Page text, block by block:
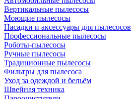
Вертикальные пылесосы
Моющие пылесосы
Насадки и аксессуары для пылесосов
Профессиональные пылесосы
Роботы-пылесосы
Ручные пылесосы
Традиционные пылесосы
Фильтры для пылесоса
Уход за одеждой и бельём
Швейная техника